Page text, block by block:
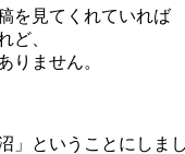
を見てくれていれば
ど、
りません。
」ということにしまし